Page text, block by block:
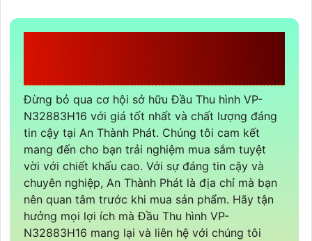
Đừng bỏ qua cơ hội sở hữu Đầu Thu hình VP-
N32883H16 với giá tốt nhất và chất lượng đáng
tin cậy tại An Thành Phát. Chúng tôi cam kết
mang đến cho bạn trải nghiệm mua sắm tuyệt
vời với chiết khấu cao. Với sự đáng tin cậy và
chuyên nghiệp, An Thành Phát là địa chỉ mà bạn
nên quan tâm trước khi mua sản phẩm. Hãy tận
hưởng mọi lợi ích mà Đầu Thu hình VP-
N32883H16 mang lại và liên hệ với chúng tôi